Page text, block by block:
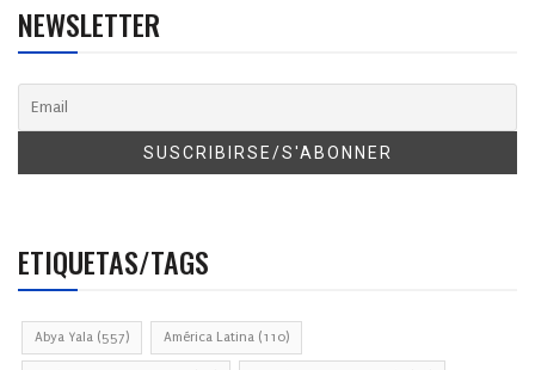
NEWSLETTER
ETIQUETAS/TAGS
Abya Yala (557) América Latina (110)